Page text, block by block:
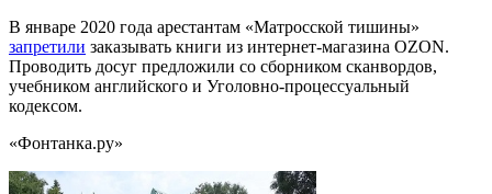
В январе 2020 года арестантам «Матросской тишины»
запретили заказывать книги из интернет-магазина OZON.
Проводить досуг предложили со сборником сканвордов,
учебником английского и Уголовно-процессуальный
кодексом.
«Фонтанка.ру»